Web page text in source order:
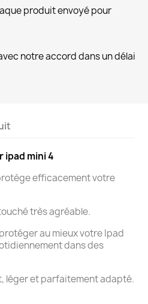
produit envoyé pour
notre accord dans un délai
mini 4
efficacement votre
très agréable.
au mieux votre Ipad
dans des
léger et parfaitement adapté.